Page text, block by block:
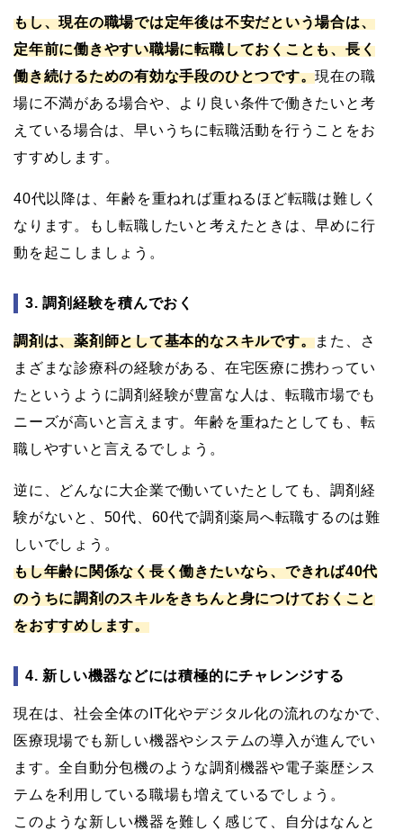
もし、現在の職場では定年後は不安だという場合は、
定年前に働きやすい職場に転職しておくことも、長く
働き続けるための有効な手段のひとつです。現在の職
場に不満がある場合や、より良い条件で働きたいと考
えている場合は、早いうちに転職活動を行うことをお
すすめします。
40代以降は、年齢を重ねれば重ねるほど転職は難しく
なります。もし転職したいと考えたときは、早めに行
動を起こしましょう。
3. 調剤経験を積んでおく
調剤は、薬剤師として基本的なスキルです。また、さ
まざまな診療科の経験がある、在宅医療に携わってい
たというように調剤経験が豊富な人は、転職市場でも
ニーズが高いと言えます。年齢を重ねたとしても、転
職しやすいと言えるでしょう。
逆に、どんなに大企業で働いていたとしても、調剤経
験がないと、50代、60代で調剤薬局へ転職するのは難
しいでしょう。
もし年齢に関係なく長く働きたいなら、できれば40代
のうちに調剤のスキルをきちんと身につけておくこと
をおすすめします。
4. 新しい機器などには積極的にチャレンジする
現在は、社会全体のIT化やデジタル化の流れのなかで、
医療現場でも新しい機器やシステムの導入が進んでい
ます。全自動分包機のような調剤機器や電子薬歴シス
テムを利用している職場も増えているでしょう。
このような新しい機器を難しく感じて、自分はなんと